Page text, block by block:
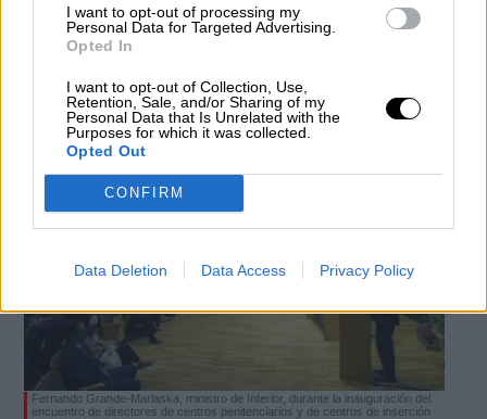
I want to opt-out of processing my
Personal Data for Targeted Advertising.
Opted In
I want to opt-out of Collection, Use,
Retention, Sale, and/or Sharing of my
Personal Data that Is Unrelated with the
Purposes for which it was collected.
Opted Out
CONFIRM
Data Deletion Data Access Privacy Policy
Europol, Interpol, Frontex y Eurojust
Celia Martín
Más artículos de este autor
Fernando Grande-Marlaska, ministro de Interior, durante la inauguración del
encuentro de directores de centros penitenciarios y de centros de inserción